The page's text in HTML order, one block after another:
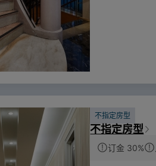
不指定房型
不指定房型
订金 30%